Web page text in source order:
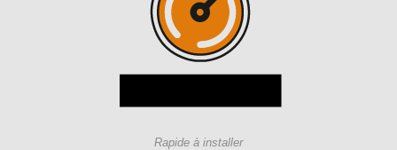
Rapide à installer